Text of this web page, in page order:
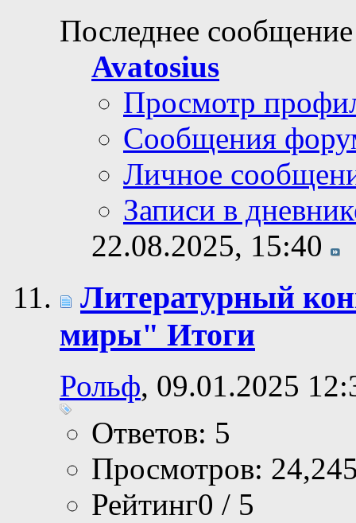
Последнее
Avatosius
Просмотр
Сообщения
Личное
Записи в
22.08.2025, 15:40
Литературный
миры" Итоги
Рольф, 09.01.2025
Ответов: 5
Просмотров:
Рейтинг0 / 5